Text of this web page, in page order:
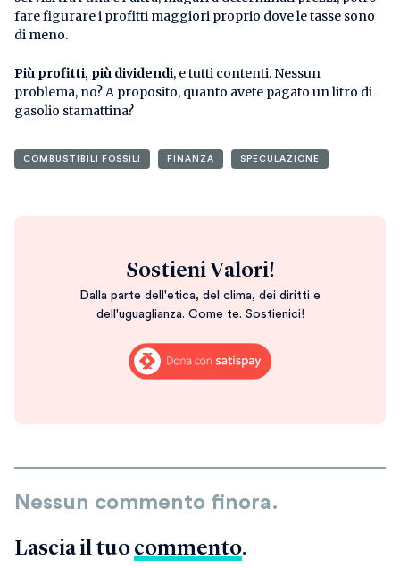
fare figurare i profitti maggiori proprio dove le tasse sono
di meno.
Più profitti, più dividendi, e tutti contenti. Nessun
problema, no? A proposito, quanto avete pagato un litro di
gasolio stamattina?
COMBUSTIBILI FOSSILI FINANZA SPECULAZIONE
Sostieni Valori!
Dalla parte dell'etica, del clima, dei diritti e
dell'uguaglianza. Come te. Sostienici!
Nessun commento finora.
Lascia il tuo commento.